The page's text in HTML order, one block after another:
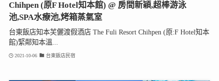
Chihpen (原F Hotel知本館) @ 房間新穎,超棒游泳
池,SPA水療池,烤箱蒸氣室
台東飯店知本芙儷渡假酒店 The Fuli Resort Chihpen (原:F Hotel知本
館)緊鄰知本溫...
2021-10-06 台東飯店民宿